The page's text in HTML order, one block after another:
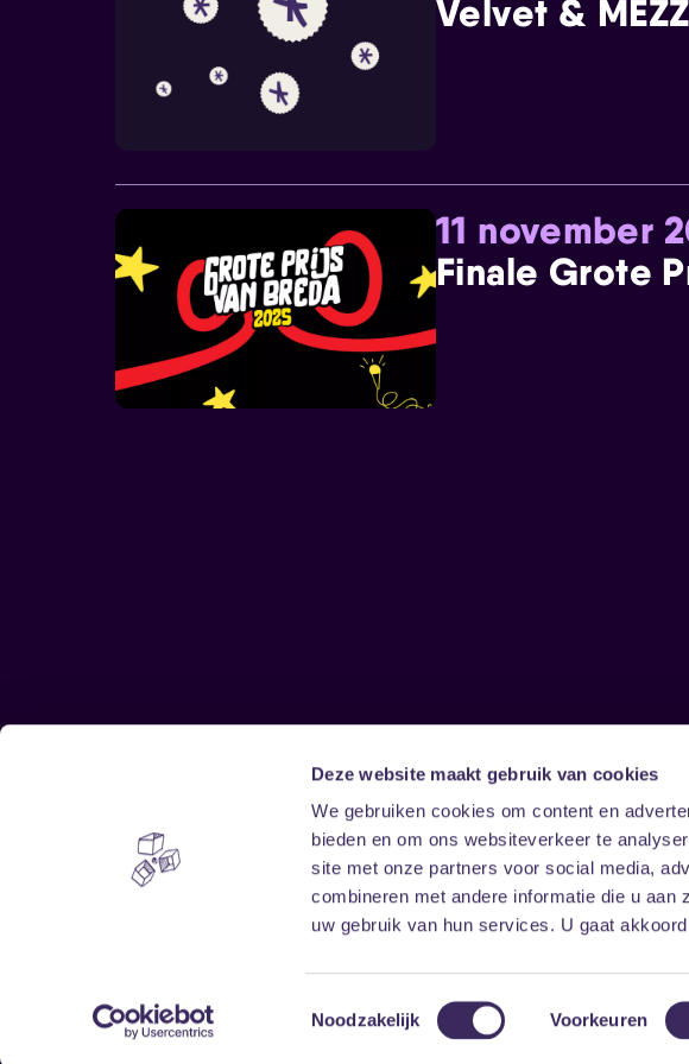
Deze website maakt gebruik van cookies
We gebruiken cookies om content en
bieden en om ons websiteverkeer te
site met onze partners voor social media,
combineren met andere informatie die u
uw gebruik van hun services. U gaat
Toestemmingsselectie
Noodzakelijk Voorkeuren
Velvet &
11 november
Finale Grote
Home
Vrijwilligers
Disclaimer
Toegankelijkheid
Privacy & cookies